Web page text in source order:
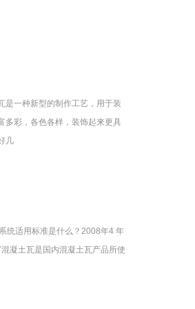
是一种新型的制作工艺，用于装
多彩，各色各样，装饰起来更具
几
统适用标准是什么？2008年4 年
凝土瓦是国内混凝土瓦产品所使